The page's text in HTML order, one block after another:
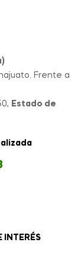
Frente a
Estado de
INTERÉS